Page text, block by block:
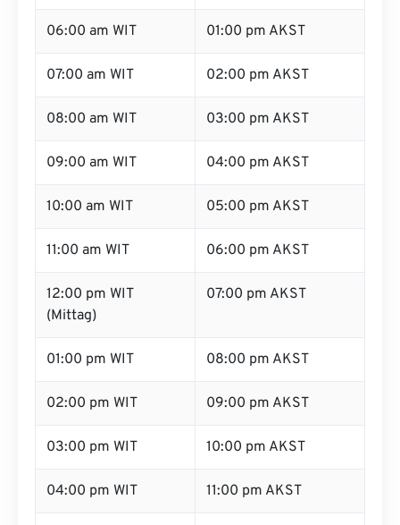
06:00 am WIT 01:00 pm AKST
07:00 am WIT 02:00 pm AKST
08:00 am WIT 03:00 pm AKST
09:00 am WIT 04:00 pm AKST
10:00 am WIT 05:00 pm AKST
11:00 am WIT 06:00 pm AKST
12:00 pm WIT
(Mittag)
07:00 pm AKST
01:00 pm WIT 08:00 pm AKST
02:00 pm WIT 09:00 pm AKST
03:00 pm WIT 10:00 pm AKST
04:00 pm WIT 11:00 pm AKST